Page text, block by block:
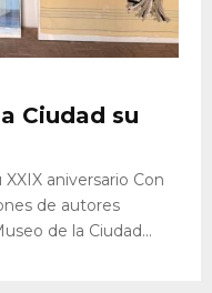
Ciudad su
aniversario Con
de autores
de la Ciudad...